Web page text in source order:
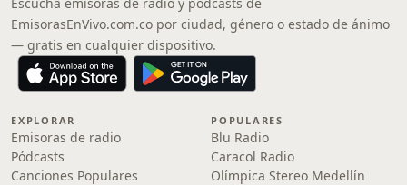
EmisorasEnVivo.com.co por ciudad, género o estado de ánimo
— gratis en cualquier dispositivo.
EXPLORAR
Emisoras de radio
Pódcasts
Canciones Populares
POPULARES
Blu Radio
Caracol Radio
Olímpica Stereo Medellín